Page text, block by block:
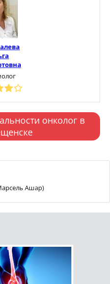
онколог в
Ашар)